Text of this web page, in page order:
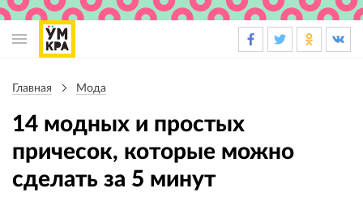
навигации
Главная Мода
14 модных и простых
причесок, которые можно
сделать за 5 минут